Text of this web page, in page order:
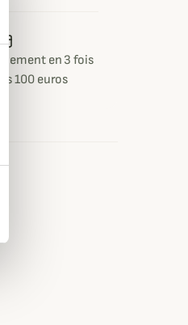
Paiement en 3 fois
dès 100 euros